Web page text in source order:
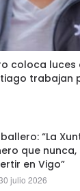
coloca luces
trabajan
“La
que nunca,
en Vigo”
julio 2026